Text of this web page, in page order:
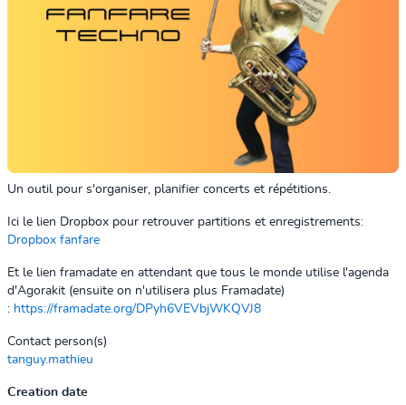
Un outil pour s'organiser, planifier concerts et répétitions.
Ici le lien Dropbox pour retrouver partitions et enregistrements:
Dropbox fanfare
Et le lien framadate en attendant que tous le monde utilise l'agenda
d'Agorakit (ensuite on n'utilisera plus Framadate)
: https://framadate.org/DPyh6VEVbjWKQVJ8
Contact person(s)
tanguy.mathieu
Creation date